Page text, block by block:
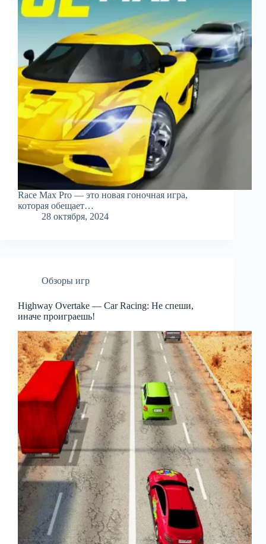
Race Max Pro — это новая гоночная игра,
которая обещает…
28 октября, 2024
Обзоры игр
Highway Overtake — Car Racing: Не спеши,
иначе проиграешь!